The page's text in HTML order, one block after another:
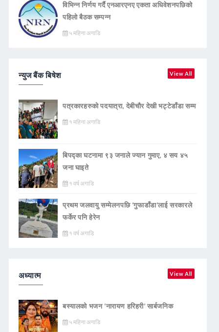
विभिन्न निर्णय गर्दै एनआरएनए एकता अधिवेशनपछिको
पहिलो बैठक सम्पन्न
५ महिना अगाडि
न्युज बैंक बिषेश View All
पत्रकारहरुको पदयात्रा, देबीचौर देखी भट्टेडाँडा सम्म
१ महिना अगाडि
बिपद्का घटनामा ९३ जनाले ज्यान गुमाए, ४ सय ४५
जना घाइते
१ वर्ष अगाडि
प्रथम जलवायु सम्मेलनपछि ‘गुफाडाँडा’लाई सरकारले
फर्केर पनि हेरेन
१ वर्ष अगाडि
अध्यात्म View All
बस्यालको भजन ‘नारायण हरिहरी’ सार्बजनिक
५ महिना अगाडि